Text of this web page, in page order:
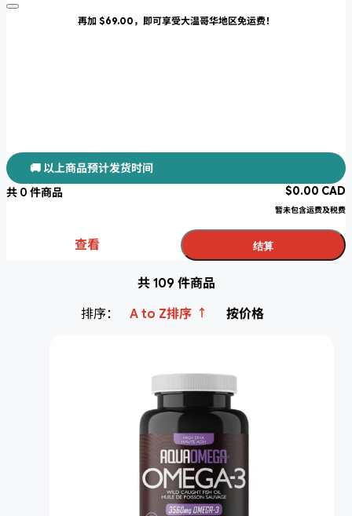
再加 $69.00，即可享受大温哥华地区免运费！
🚚 以上商品预计发货时间
共 0 件商品 $0.00 CAD
暂未包含运费及税费
查看 结算
共 109 件商品
排序：
A to Z排序 ↑ 按价格